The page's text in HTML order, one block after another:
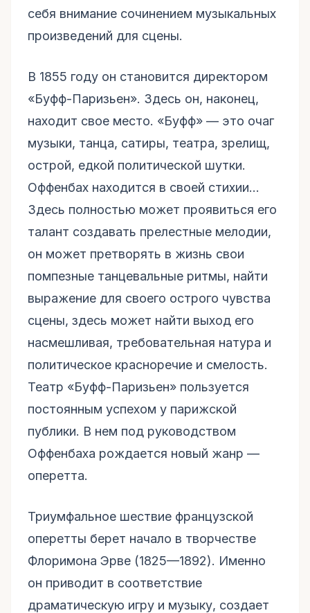
себя внимание сочинением музыкальных
произведений для сцены.
В 1855 году он становится директором
«Буфф-Паризьен». Здесь он, наконец,
находит свое место. «Буфф» — это очаг
музыки, танца, сатиры, театра, зрелищ,
острой, едкой политической шутки.
Оффенбах находится в своей стихии...
Здесь полностью может проявиться его
талант создавать прелестные мелодии,
он может претворять в жизнь свои
помпезные танцевальные ритмы, найти
выражение для своего острого чувства
сцены, здесь может найти выход его
насмешливая, требовательная натура и
политическое красноречие и смелость.
Театр «Буфф-Паризьен» пользуется
постоянным успехом у парижской
публики. В нем под руководством
Оффенбаха рождается новый жанр —
оперетта.
Триумфальное шествие французской
оперетты берет начало в творчестве
Флоримона Эрве (1825—1892). Именно
он приводит в соответствие
драматическую игру и музыку, создает